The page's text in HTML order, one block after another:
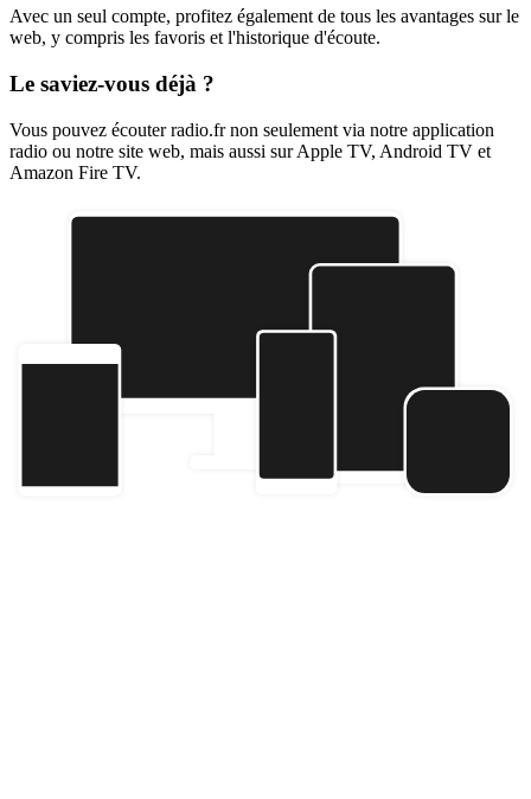
Avec un seul compte, profitez également de tous les avantages sur le
web, y compris les favoris et l'historique d'écoute.
Le saviez-vous déjà ?
Vous pouvez écouter radio.fr non seulement via notre application
radio ou notre site web, mais aussi sur Apple TV, Android TV et
Amazon Fire TV.